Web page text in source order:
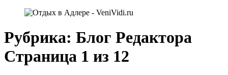
Рубрика: Блог Редактора
Страница 1 из 12